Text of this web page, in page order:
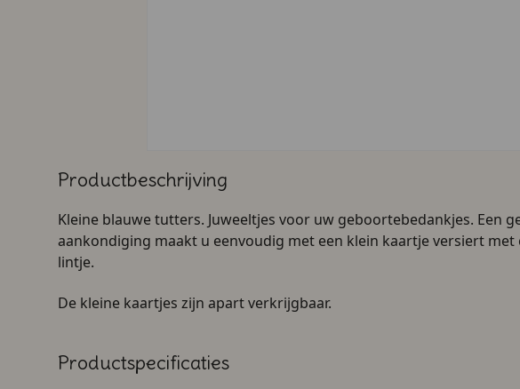
Productbeschrijving
Kleine blauwe tutters. Juweeltjes voor uw geboortebedankjes. Een
aankondiging maakt u eenvoudig met een klein kaartje versiert met
lintje.
De kleine kaartjes zijn apart verkrijgbaar.
Productspecificaties